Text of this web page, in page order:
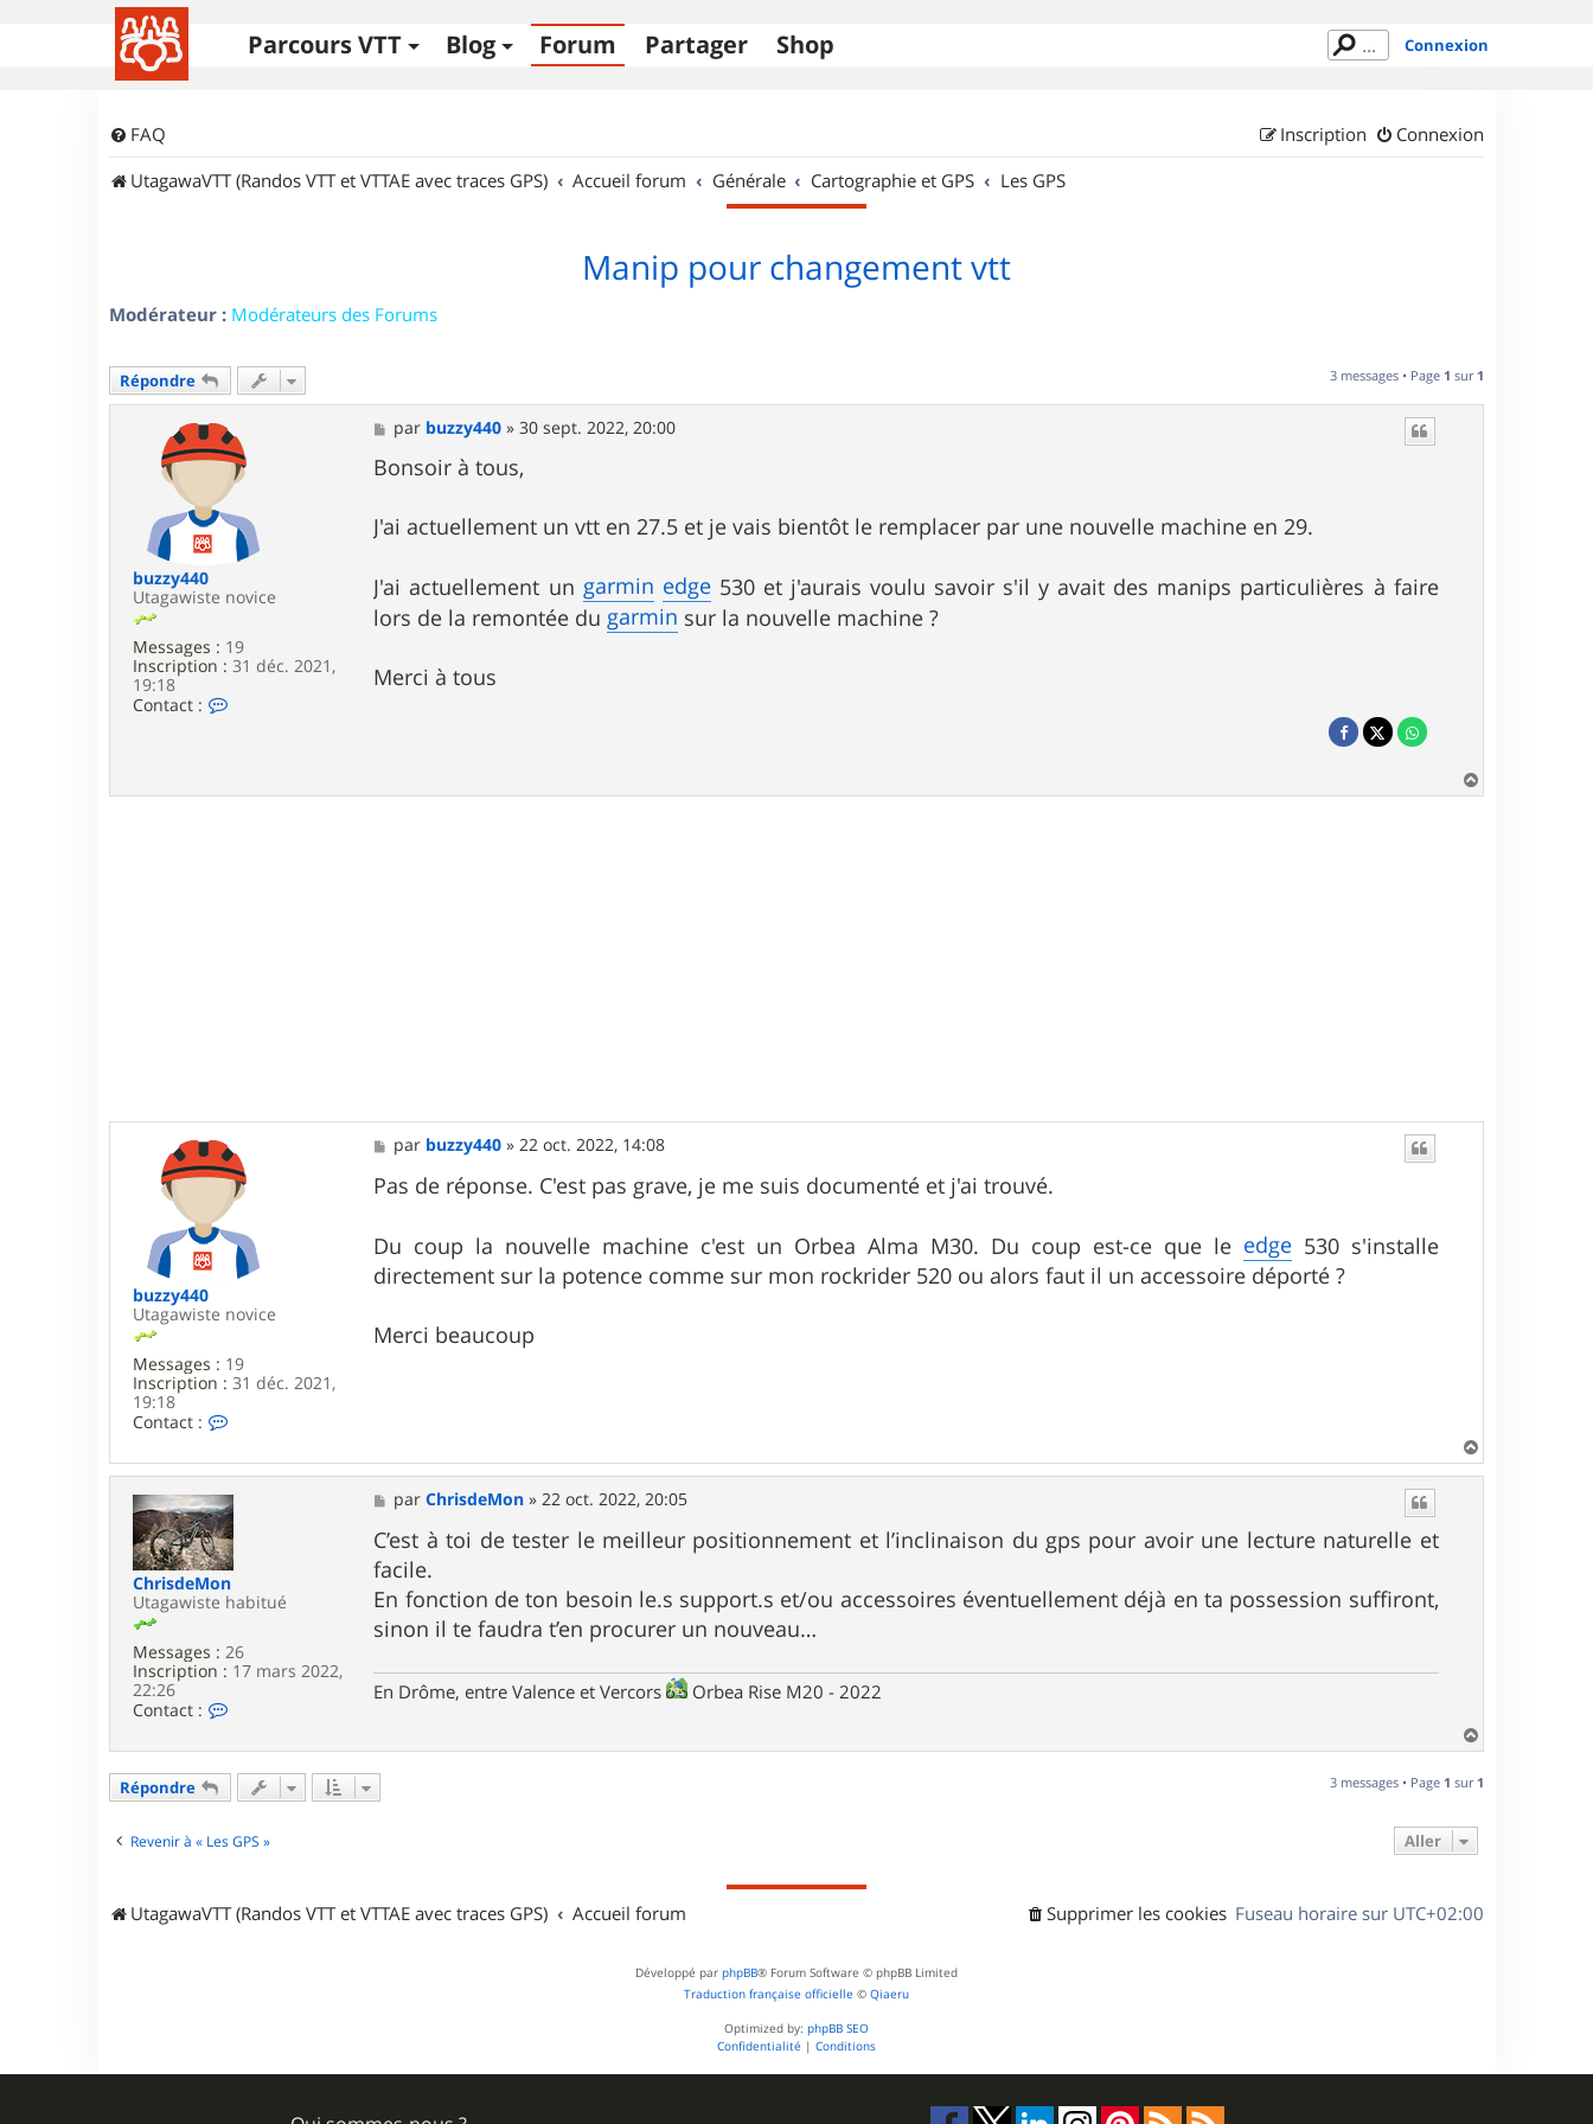
Parcours VTT Blog Forum Partager Shop Connexion
FAQ Connexion
Inscription
UtagawaVTT (Randos VTT et VTTAE avec traces GPS)
Accueil forum Générale Cartographie et GPS Les GPS
Manip pour changement vtt
Modérateur : Modérateurs des Forums
Répondre 3 messages • Page 1 sur 1
buzzy440
Utagawiste novice
Messages : 19
Inscription : 31 déc. 2021,
19:18
Contact :
c
M
e
s
s
g
e
par buzzy440 »30 sept. 2022, 20:00
Bonsoir à tous,
J'ai actuellement un vtt en 27.5 et je vais bientôt le remplacer par une nouvelle machine en 29.
J'ai actuellement un garmin edge530 et j'aurais voulu savoir s'il y avait des manips particulières à faire
lors de la remontée dugarmin sur la nouvelle machine ?
Merci à tous
a
buzzy440
Utagawiste novice
Messages : 19
Inscription : 31 déc. 2021,
19:18
Contact :
n
t
a
c
t
e
r
b
u
z
y
M
e
s
s
g
e
par buzzy440 »22 oct. 2022, 14:08
Pas de réponse. C'est pas grave, je me suis documenté et j'ai trouvé.
Du coup la nouvelle machine c'est un Orbea Alma M30. Du coup est-ce que le edge530 s'installe
directement sur la potence comme sur mon rockrider 520 ou alors faut il un accessoire déporté ?
Merci beaucoup
a
ChrisdeMon
Utagawiste habitué
Messages : 26
Inscription : 17 mars 2022,
22:26
Contact :
c
e
r
M
e
s
s
a
g
e
parChrisdeMon »22 oct. 2022, 20:05
C’est à toi de tester le meilleur positionnement et l’inclinaison du gps pour avoir une lecture naturelle et
facile.
En fonction de ton besoin le.s support.s et/ou accessoires éventuellement déjà en ta possession suffiront,
sinon il te faudra t’en procurer un nouveau…
En Drôme, entre Valence et Vercors Orbea Rise M20 - 2022
a
t
Répondre 3 messages • Page 1 sur 1
Revenir à « Les GPS » Aller
UtagawaVTT (Randos VTT et VTTAE avec traces GPS) Accueil forum Fuseau horaire sur UTC+02:00
Supprimer les cookies
Développé par phpBB® Forum Software © phpBB Limited
Traduction française officielle © Qiaeru
Optimized by: phpBB SEO
Confidentialité | Conditions